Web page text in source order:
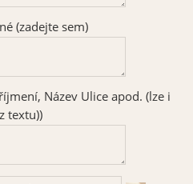
(zadejte sem)
Název Ulice apod. (lze i
textu))